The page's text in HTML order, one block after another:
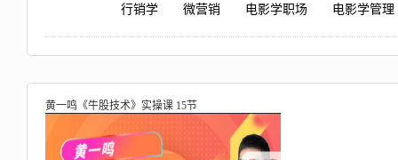
行销学 微营销 电影学职场 电影学管理
黄一鸣《牛股技术》实操课 15节